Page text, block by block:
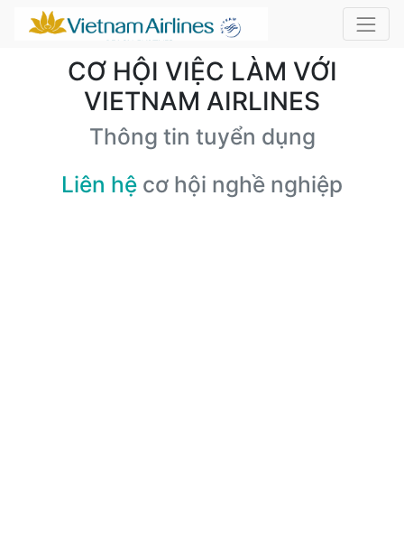
CƠ HỘI VIỆC LÀM VỚI
VIETNAM AIRLINES
Thông tin tuyển dụng
Liên hệ cơ hội nghề nghiệp